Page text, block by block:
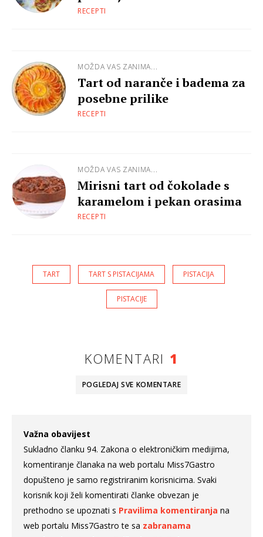
RECEPTI
MOŽDA VAS ZANIMA...
Tart od naranče i badema za
posebne prilike
RECEPTI
MOŽDA VAS ZANIMA...
Mirisni tart od čokolade s
karamelom i pekan orasima
RECEPTI
TART TART S PISTACIJAMA PISTACIJA
PISTACIJE
KOMENTARI 1
POGLEDAJ SVE KOMENTARE
Važna obavijest
Sukladno članku 94. Zakona o elektroničkim medijima,
komentiranje članaka na web portalu Miss7Gastro
dopušteno je samo registriranim korisnicima. Svaki
korisnik koji želi komentirati članke obvezan je
prethodno se upoznati s Pravilima komentiranja na
web portalu Miss7Gastro te sa zabranama